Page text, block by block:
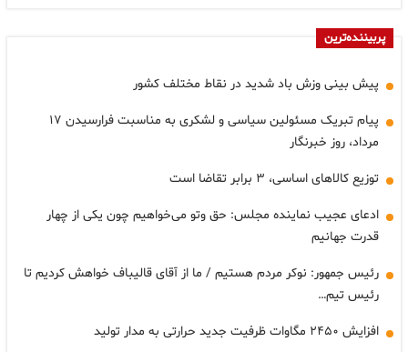
پربیننده‌ترین
پیش بینی وزش باد شدید در نقاط مختلف کشور
پیام تبریک مسئولین سیاسی و لشکری به مناسبت فرارسیدن ۱۷
مرداد، روز خبرنگار
توزیع کالاهای اساسی، ۳ برابر تقاضا است
ادعای عجیب نماینده مجلس: حق وتو می‌خواهیم چون یکی از چهار
قدرت جهانیم
رئیس جمهور: نوکر مردم هستیم / ما از آقای قالیباف خواهش کردیم تا
رئیس تیم…
افزایش ۲۴۵۰ مگاوات ظرفیت جدید حرارتی به مدار تولید